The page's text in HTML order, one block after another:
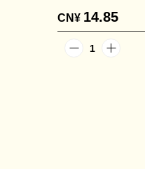
CN¥ 14.85
1